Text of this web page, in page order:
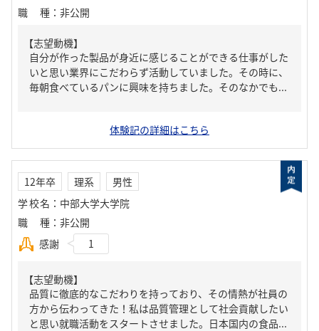
職種 ： 非公開
【志望動機】
自分が作った製品が身近に感じることができる仕事がした
いと思い業界にこだわらず活動していました。その時に、
毎朝食べているパンに興味を持ちました。そのなかでも...
体験記の詳細はこちら
12年卒 理系
男性
学校名 ： 中部大学大学院
職種 ： 非公開
感謝
1
【志望動機】
品質に徹底的なこだわりを持っており、その情熱が社員の
方から伝わってきた！私は品質管理として社会貢献したい
と思い就職活動をスタートさせました。日本国内の食品...